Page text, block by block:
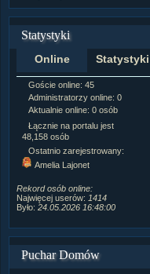
Statystyki
Online Statystyki
Goście online: 45
Administratorzy online: 0
Aktualnie online: 0 osób
Łącznie na portalu jest
48,158 osób
Ostatnio zarejestrowany:
Amelia Lajonet
Rekord osób online:
Najwięcej userów: 1414
Było: 24.05.2026 16:48:00
Puchar Domów